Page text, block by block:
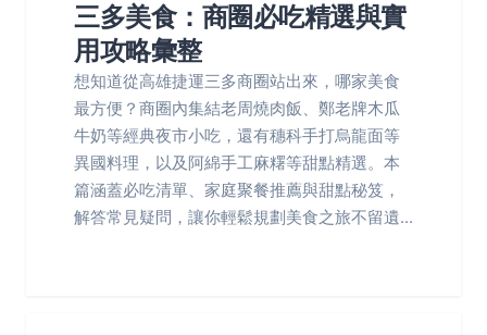
三多美食：商圈必吃精選與實
用攻略彙整
想知道從高雄捷運三多商圈站出來，哪家美食
最方便？商圈內集結老周燒肉飯、鄭老牌木瓜
牛奶等經典夜市小吃，還有穗科手打烏龍面等
異國料理，以及阿綿手工麻糬等甜點精選。本
篇涵蓋必吃清單、家庭聚餐推薦與甜點秘笈，
解答常見疑問，讓你輕鬆規劃美食之旅不留遺...